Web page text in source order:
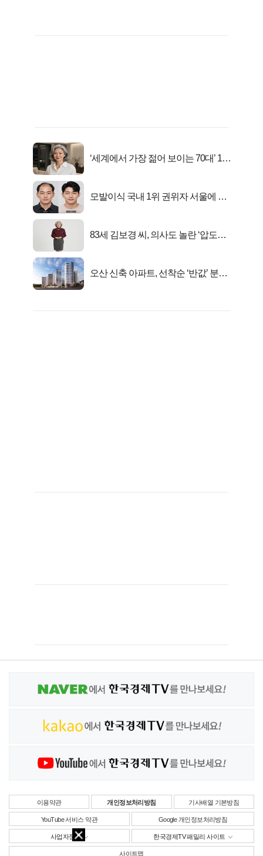
‘세계에서 가장 젊어 보이는 70대’ 1위
모발이식 국내 1위 권위자 서울에 있
83세 김보경 씨, 의사도 놀란 ‘압도적
오산 신축 아파트, 선착순 ‘반값’ 분양
이용약관 개인정보처리방침 기사배열 기본방침
YouTube 서비스 약관 Google 개인정보처리방침
사업자정보 한국경제TV 패밀리 사이트
사이트맵